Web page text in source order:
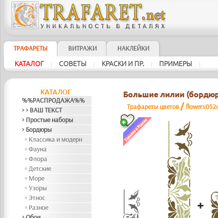
ТРАФАРЕТЫ ВИТРАЖИ НАКЛЕЙКИ
КАТАЛОГ | СОВЕТЫ | КРАСКИ И ПР. | ПРИМЕРЫ |
КАТАЛОГ
%%РАСПРОДАЖА%%
> > ВАШ ТЕКСТ
> Простые наборы
> Бордюры
Классика и модерн
Фауна
Флора
Детские
Море
Узоры
Этнос
Разное
Большие лилии
Трафареты цветов /